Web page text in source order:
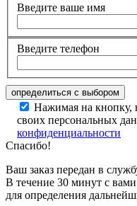
Введите ваше имя
Введите телефон
Нажимая на кнопку,
своих персональных
конфиденциальности
Спасибо!
Ваш заказ передан в
В течение 30 минут с
для определения